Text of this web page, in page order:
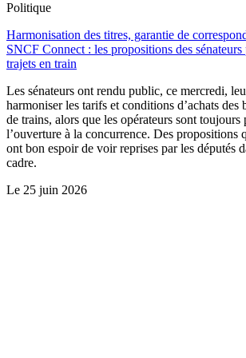
Politique
Harmonisation des titres, garantie de
SNCF Connect : les propositions des
trajets en train
Les sénateurs ont rendu public, ce mercredi,
harmoniser les tarifs et conditions d’achats des
de trains, alors que les opérateurs sont
l’ouverture à la concurrence. Des propositions
ont bon espoir de voir reprises par les députés
cadre.
Le 25 juin 2026